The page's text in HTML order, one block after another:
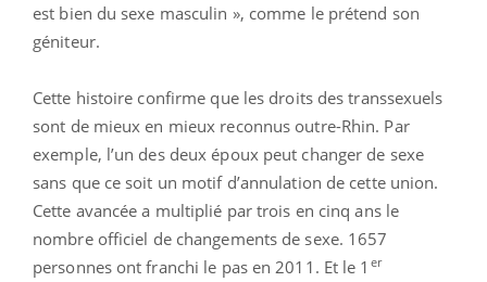
est bien du sexe masculin », comme le prétend son
géniteur.
Cette histoire confirme que les droits des transsexuels
sont de mieux en mieux reconnus outre-Rhin. Par
exemple, l’un des deux époux peut changer de sexe
sans que ce soit un motif d’annulation de cette union.
Cette avancée a multiplié par trois en cinq ans le
nombre officiel de changements de sexe. 1657
personnes ont franchi le pas en 2011. Et le 1 er